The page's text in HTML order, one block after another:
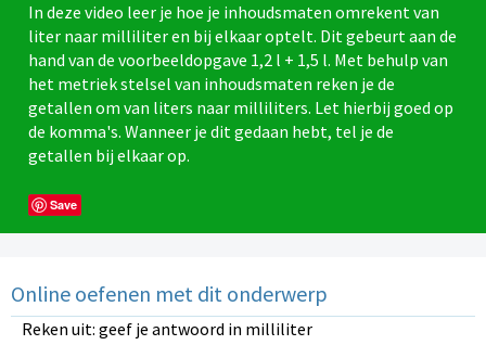
In deze video leer je hoe je inhoudsmaten omrekent van
liter naar milliliter en bij elkaar optelt. Dit gebeurt aan de
hand van de voorbeeldopgave 1,2 l + 1,5 l. Met behulp van
het metriek stelsel van inhoudsmaten reken je de
getallen om van liters naar milliliters. Let hierbij goed op
de komma's. Wanneer je dit gedaan hebt, tel je de
getallen bij elkaar op.
Save
Online oefenen met dit onderwerp
Reken uit: geef je antwoord in milliliter